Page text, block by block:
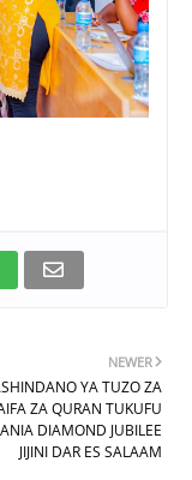
NEWER
YA TUZO ZA
ZA QURAN TUKUFU
DIAMOND JUBILEE
JIJINI DAR ES SALAAM